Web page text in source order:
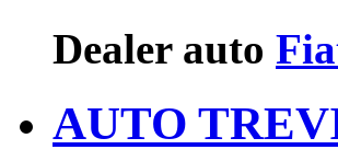
Dealer auto
AUTO